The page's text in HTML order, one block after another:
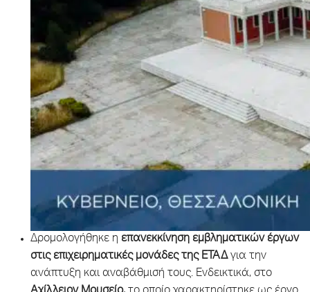
Δρομολογήθηκε η επανεκκίνηση εμβληματικών έργων
στις επιχειρηματικές μονάδες της ΕΤΑΔγια την
ανάπτυξη και αναβάθμισή τους. Ενδεικτικά, στο